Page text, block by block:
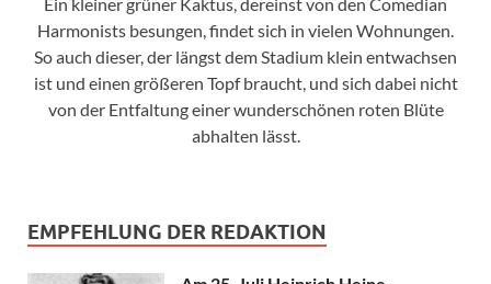
Harmonists besungen, findet sich in vielen Wohnungen.
So auch dieser, der längst dem Stadium klein entwachsen
ist und einen größeren Topf braucht, und sich dabei nicht
von der Entfaltung einer wunderschönen roten Blüte
abhalten lässt.
EMPFEHLUNG DER REDAKTION